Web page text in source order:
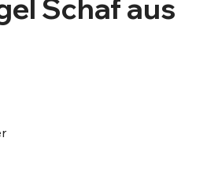
Schaf aus